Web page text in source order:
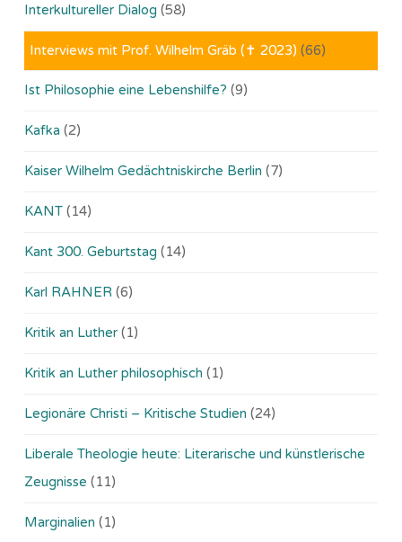
Interkultureller Dialog (58)
Interviews mit Prof. Wilhelm Gräb (✝ 2023) (66)
Ist Philosophie eine Lebenshilfe? (9)
Kafka (2)
Kaiser Wilhelm Gedächtniskirche Berlin (7)
KANT (14)
Kant 300. Geburtstag (14)
Karl RAHNER (6)
Kritik an Luther (1)
Kritik an Luther philosophisch (1)
Legionäre Christi – Kritische Studien (24)
Liberale Theologie heute: Literarische und künstlerische
Zeugnisse (11)
Marginalien (1)